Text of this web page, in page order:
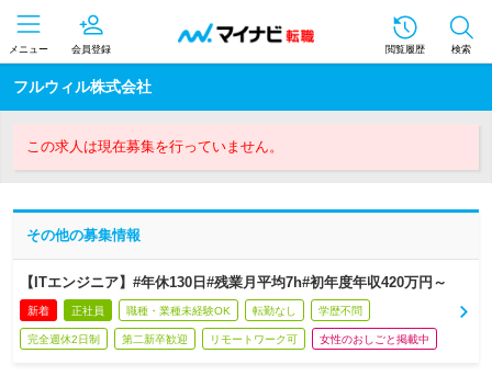
メニュー 会員登録 閲覧履歴 検索
フルウィル株式会社
この求人は現在募集を行っていません。
その他の募集情報
【ITエンジニア】#年休130日#残業月平均7h#初年度年収420万円～
新着 正社員 職種・業種未経験OK 転勤なし 学歴不問
完全週休2日制 第二新卒歓迎 リモートワーク可 女性のおしごと掲載中